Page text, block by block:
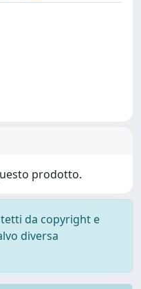
prodotto.
da copyright e
diversa